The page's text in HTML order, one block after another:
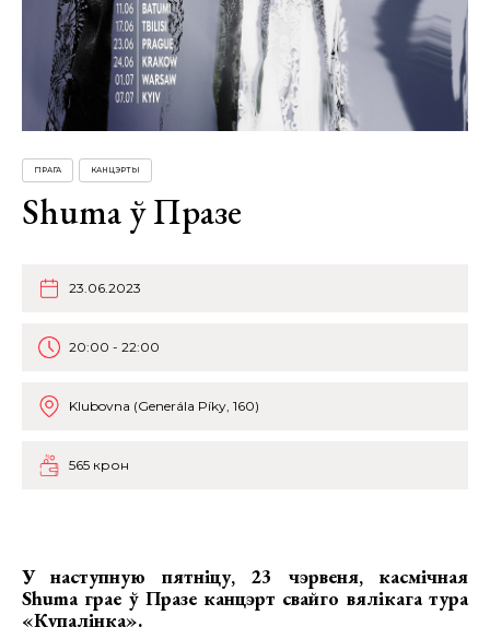
ПРАГА КАНЦЭРТЫ
Shuma ў Празе
23.06.2023
20:00 - 22:00
Klubovna (Generála Píky, 160)
565 крон
У наступную пятніцу, 23 чэрвеня, касмічная
Shuma грае ў Празе канцэрт свайго вялікага тура
«Купалінка».